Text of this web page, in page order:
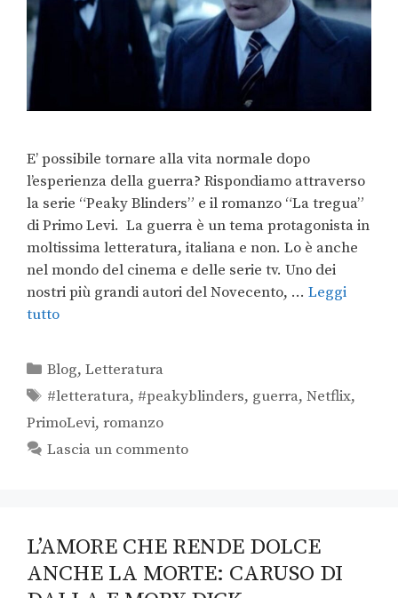
E’ possibile tornare alla vita normale dopo
l’esperienza della guerra? Rispondiamo attraverso
la serie “Peaky Blinders” e il romanzo “La tregua”
di Primo Levi. La guerra è un tema protagonista in
moltissima letteratura, italiana e non. Lo è anche
nel mondo del cinema e delle serie tv. Uno dei
nostri più grandi autori del Novecento, … Leggi
tutto
Blog,Letteratura
#letteratura, #peakyblinders, guerra,Netflix,
PrimoLevi, romanzo
Lascia un commento
L’AMORE CHE RENDE DOLCE
ANCHE LA MORTE: CARUSO DI